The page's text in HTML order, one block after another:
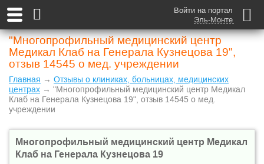
Войти на портал
Эль-Монте
"Многопрофильный медицинский центр
Медикал Клаб на Генерала Кузнецова 19",
отзыв 14545 о мед. учреждении
Главная → Отзывы о клиниках, больницах, медицинских
центрах → "Многопрофильный медицинский центр Медикал
Клаб на Генерала Кузнецова 19", отзыв 14545 о мед.
учреждении
Многопрофильный медицинский центр Медикал
Клаб на Генерала Кузнецова 19